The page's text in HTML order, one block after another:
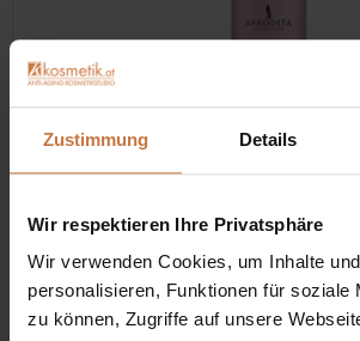
Zustimmung Details
Wir respektieren Ihre Privatsphäre
Wir verwenden Cookies, um Inhalte
personalisieren, Funktionen für soziale
zu können, Zugriffe auf unsere
Straffere, frischere Haut mit 5-fach
Lifting & jugendliche Ausstrahlung dank